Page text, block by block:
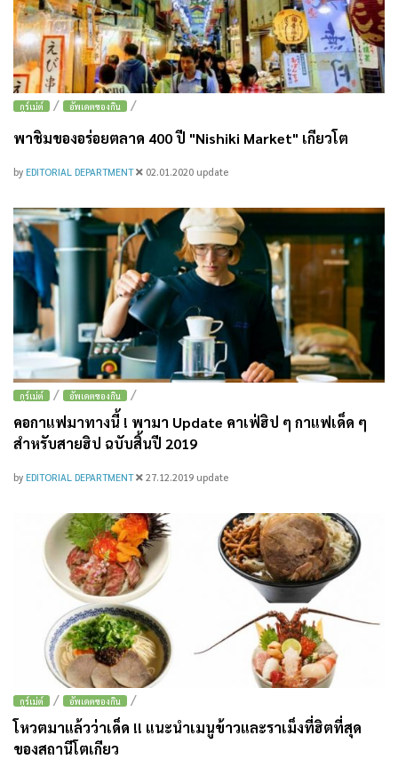
กูร์เม่ต์ / อัพเดตของกิน /
พาชิมของอร่อยตลาด 400 ปี "Nishiki Market" เกียวโต
by EDITORIAL DEPARTMENT 02.01.2020 update
กูร์เม่ต์ / อัพเดตของกิน /
คอกาแฟมาทางนี้ ! พามา Update คาเฟ่ฮิป ๆ กาแฟเด็ด ๆ
สำหรับสายฮิป ฉบับสิ้นปี 2019
by EDITORIAL DEPARTMENT 27.12.2019 update
กูร์เม่ต์ / อัพเดตของกิน /
โหวตมาแล้วว่าเด็ด !! แนะนำเมนูข้าวและราเม็งที่ฮิตที่สุด
ของสถานีโตเกียว